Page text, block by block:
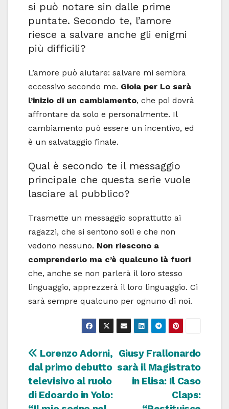
si può notare sin dalle prime
puntate. Secondo te, l’amore
riesce a salvare anche gli enigmi
più difficili?
L’amore può aiutare: salvare mi sembra
eccessivo secondo me. Gioia per Lo sarà
l’inizio di un cambiamento, che poi dovrà
affrontare da solo e personalmente. Il
cambiamento può essere un incentivo, ed
è un salvataggio finale.
Qual è secondo te il messaggio
principale che questa serie vuole
lasciare al pubblico?
Trasmette un messaggio soprattutto ai
ragazzi, che si sentono soli e che non
vedono nessuno. Non riescono a
comprenderlo ma c’è qualcuno là fuori
che, anche se non parlerà il loro stesso
linguaggio, apprezzerà il loro linguaggio. Ci
sarà sempre qualcuno per ognuno di noi.
Navigazione
articoli
Giusy Frallonardo
sarà il Magistrato
in Elisa: Il Caso
Claps:
Lorenzo Adorni,
dal primo debutto
televisivo al ruolo
di Edoardo in Yolo: